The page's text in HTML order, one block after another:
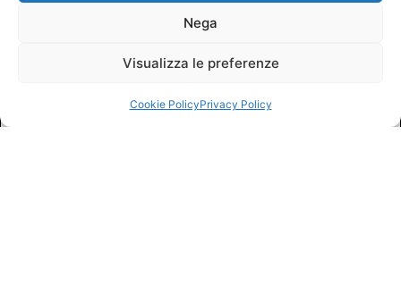
Nega
Visualizza le preferenze
Cookie PolicyPrivacy Policy